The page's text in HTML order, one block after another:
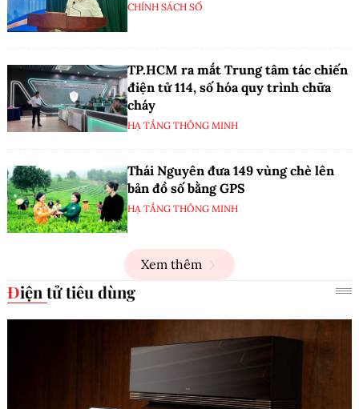
CHÍNH SÁCH SỐ
TP.HCM ra mắt Trung tâm tác chiến
điện tử 114, số hóa quy trình chữa
cháy
HẠ TẦNG THÔNG MINH
Thái Nguyên đưa 149 vùng chè lên
bản đồ số bằng GPS
HẠ TẦNG THÔNG MINH
Xem thêm
Điện tử tiêu dùng